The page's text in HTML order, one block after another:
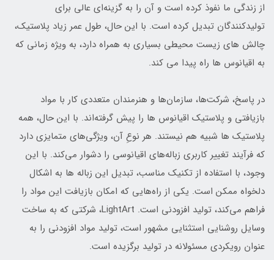
از زندگی ما نفوذ کرده است و آن را به گزینه‌ای عالی برای
تولیدکنندگان تبدیل کرده است. با این حال، طول عمر زیاد پلاستیک،
چالش های زیست محیطی بسیاری به همراه دارد، به ویژه زمانی که
به اقیانوس ها راه پیدا می کند.
در پاسخ، شرکت‌ها، سازمان‌ها و هنرمندان متعددی کار با مواد
بازیافتی و پلاستیک اقیانوس ها را پیش گرفته‌اند. با این حال، همه
پلاستیک ها شبیه هم نیستند. هر نوعِ آن، ویژگی‌های متمایزی دارد
که فرآیند تغییر کاربری زباله‌های اقیانوسی را دشوار می‌کند. با این
وجود، با استفاده از تکنیک مناسب، تبدیل این زباله ها به اشکال
دلخواه ممکن است. یکی از راه‌هایی که امکان بازیافت این مواد را
فراهم می‌کند، تولید افزودنی است. LightArt، شرکتی که به ساخت
وسایل روشنایی استثنایی مشهور است، تولید مواد افزودنی را به
عنوان رویکردی مسئولانه در تولید برگزیده است.